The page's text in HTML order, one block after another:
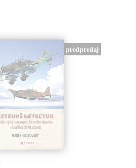
predpredaj